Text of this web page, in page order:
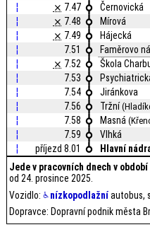
¦
⨯ 7.47 Černovická
¦
⨯ 7.48 Mírová
¦
⨯ 7.49 Hájecká
¦
7.51 Faměrovo
¦
⨯ 7.52 Škola
¦
7.53
¦
7.54 Jiránkova
¦
7.56 Tržní
¦
7.58 Masná
¦
7.59 Vlhká
¦
příjezd 8.01 Hlavní
Jede v pracovních dnech v
od 24. prosince 2025.
Vozidlo: nízkopodlažníautobus,
Dopravce: Dopravní podnik města